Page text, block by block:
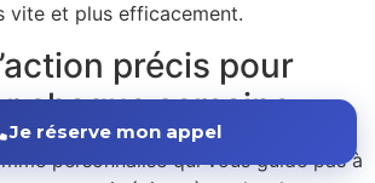
Je réserve mon appel
vite et plus efficacement.
précis pour
chaque semaine
personnalisé qui vous guide pas à